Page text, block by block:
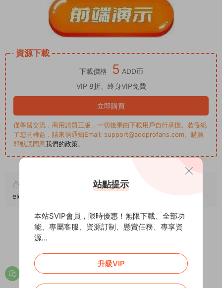
資源下載
下載價格 5 ADD币
VIP 8折、終身VIP免費
立即購買
僅學習交流，商用請買正版，一切後果由下載用戶自行承擔。若侵犯
了您的權益，請來信通知Email: support@addprofans.com。購買
即默認同意我們的政策。
https://addprofans.com/metform-pro-
elementor/
站點提示
本站SVIP會員，限時優惠！無限下載、全部功
能、專屬客服、資源訂制、懸賞任務、專享資
源...
升級VIP